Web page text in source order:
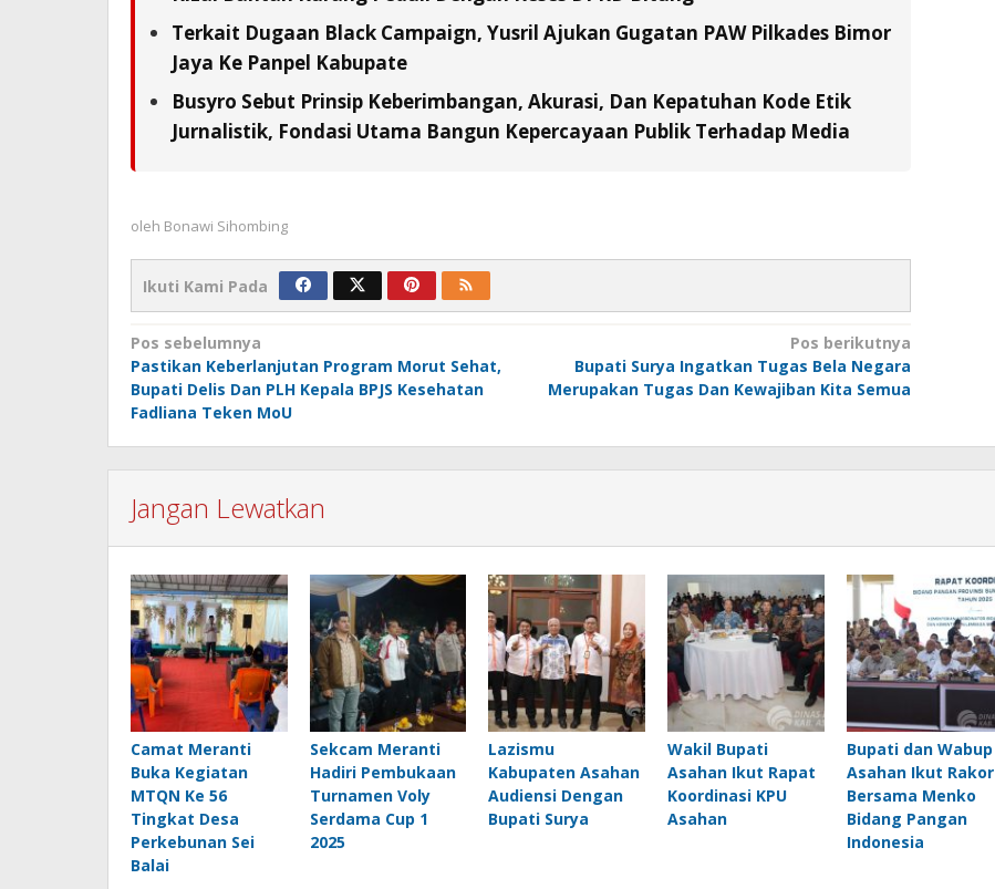
Terkait Dugaan Black Campaign, Yusril Ajukan Gugatan PAW Pilkades Bimor
Jaya Ke Panpel Kabupate
Busyro Sebut Prinsip Keberimbangan, Akurasi, Dan Kepatuhan Kode Etik
Jurnalistik, Fondasi Utama Bangun Kepercayaan Publik Terhadap Media
oleh Bonawi Sihombing
Ikuti Kami Pada
Navigasi
pos
Pos sebelumnya
Pastikan Keberlanjutan Program Morut Sehat,
Bupati Delis Dan PLH Kepala BPJS Kesehatan
Fadliana Teken MoU
Pos berikutnya
Bupati Surya Ingatkan Tugas Bela Negara
Merupakan Tugas Dan Kewajiban Kita Semua
Jangan Lewatkan
Camat Meranti
Buka Kegiatan
MTQN Ke 56
Tingkat Desa
Perkebunan Sei
Balai
Sekcam Meranti
Hadiri Pembukaan
Turnamen Voly
Serdama Cup 1
2025
Lazismu
Kabupaten Asahan
Audiensi Dengan
Bupati Surya
Wakil Bupati
Asahan Ikut Rapat
Koordinasi KPU
Asahan
Bupati dan Wabup
Asahan Ikut Rakor
Bersama Menko
Bidang Pangan
Indonesia